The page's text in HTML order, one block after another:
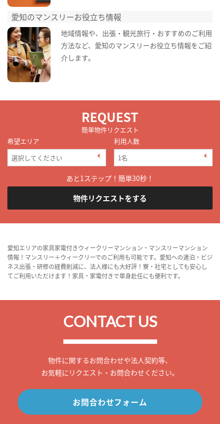
愛知のマンスリーお役立ち情報
地域情報や、出張・観光旅行・おすすめのご利用
方法など、愛知のマンスリーお役立ち情報をご紹
介します。
REQUEST
簡単物件リクエスト
希望エリア
利用人数
あと1ステップ！簡単30秒！
物件リクエストをする
愛知エリアの家具家電付きウィークリーマンション・マンスリーマンション
情報！マンスリー＋ウィークリーでのご利用も可能です。愛知への連泊・ビジ
ネス出張・研修の経費削減に、法人様にも大好評！寮・社宅としても安心し
てご利用いただけます！家具・家電付きで単身赴任にも便利です。
CONTACT US
物件に関するお問合わせや法人契約等、
お気軽にリクエスト・お問合わせください。
お問合わせフォーム